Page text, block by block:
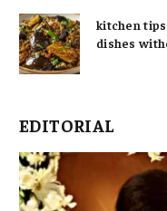
kitchen
dishes
EDITORIAL